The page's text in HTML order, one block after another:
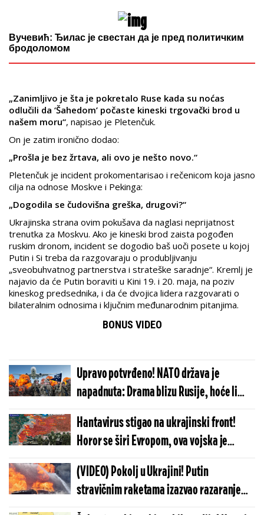
Вучевић: Ђилас је свестан да је пред политичким
бродоломом
„Zanimljivo je šta je pokretalo Ruse kada su noćas
odlučili da ‘Šahedom’ počaste kineski trgovački brod u
našem moru“, napisao je Pletenčuk.
On je zatim ironično dodao:
„Prošla je bez žrtava, ali ovo je nešto novo.“
Pletenčuk je incident prokomentarisao i rečenicom koja jasno
cilja na odnose Moskve i Pekinga:
„Dogodila se čudovišna greška, drugovi?“
Ukrajinska strana ovim pokušava da naglasi neprijatnost
trenutka za Moskvu. Ako je kineski brod zaista pogođen
ruskim dronom, incident se dogodio baš uoči posete u kojoj
Putin i Si treba da razgovaraju o produbljivanju
„sveobuhvatnog partnerstva i strateške saradnje“. Kremlj je
najavio da će Putin boraviti u Kini 19. i 20. maja, na poziv
kineskog predsednika, i da će dvojica lidera razgovarati o
bilateralnim odnosima i ključnim međunarodnim pitanjima.
BONUS VIDEO
Upravo potvrđeno! NATO država je
napadnuta: Drama blizu Rusije, hoće li
Alijansa aktivirati član 5?!
Hantavirus stigao na ukrajinski front!
Horor se širi Evropom, ova vojska je
masovno zaražena - ako krene ka
zapadu...
(VIDEO) Pokolj u Ukrajini! Putin
stravičnim raketama izazvao razaranje
nesvakidašnjih razmera: Snimci lede krv u